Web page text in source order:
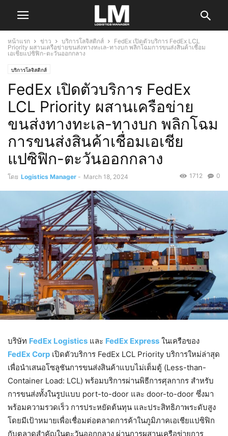
หน้าแรก ข่าว บริการโลจิสติกส์
FedEx เปิดตัวบริการ FedEx LCL
Priority ผสานเครือข่ายขนส่งทางทะเล-ทางบก พลิกโฉมการขนส่งสินค้าเชื่อม
เอเชียแปซิฟิก-ตะวันออกกลาง
บริการโลจิสติกส์
FedEx เปิดตัวบริการ FedEx
LCL Priority ผสานเครือข่าย
ขนส่งทางทะเล-ทางบก พลิกโฉม
การขนส่งสินค้าเชื่อมเอเชีย
แปซิฟิก-ตะวันออกกลาง
โดย Logistics Manager - March 18, 2024 0
1712
บริษัท FedEx Logistics และ FedEx Express ในเครือของ
FedEx Corp เปิดตัวบริการ FedEx LCL Priority บริการใหม่ล่าสุด
เพื่อนำเสนอโซลูชันการขนส่งสินค้าแบบไม่เต็มตู้ (Less-than-
Container Load: LCL) พร้อมบริการผ่านพิธีการศุลกากร สำหรับ
การขนส่งทั้งในรูปแบบ port-to-door และ door-to-door ซึ่งมา
พร้อมความรวดเร็ว การประหยัดต้นทุน และประสิทธิภาพระดับสูง
โดยมีเป้าหมายเพื่อเชื่อมต่อตลาดการค้าในภูมิภาคเอเชียแปซิฟิก
กับตลาดสำคัญในตะวันออกกลาง ผ่านการผสานเครือข่ายการ